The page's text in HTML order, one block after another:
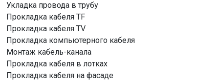
Укладка провода в трубу
Прокладка кабеля TF
Прокладка кабеля TV
Прокладка компьютерного кабеля
Монтаж кабель-канала
Прокладка кабеля в лотках
Прокладка кабеля на фасаде